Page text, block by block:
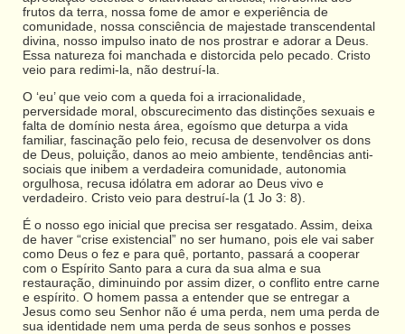
frutos da terra, nossa fome de amor e experiência de
comunidade, nossa consciência de majestade transcendental
divina, nosso impulso inato de nos prostrar e adorar a Deus.
Essa natureza foi manchada e distorcida pelo pecado. Cristo
veio para redimi-la, não destruí-la.
O ‘eu’ que veio com a queda foi a irracionalidade,
perversidade moral, obscurecimento das distinções sexuais e
falta de domínio nesta área, egoísmo que deturpa a vida
familiar, fascinação pelo feio, recusa de desenvolver os dons
de Deus, poluição, danos ao meio ambiente, tendências anti-
sociais que inibem a verdadeira comunidade, autonomia
orgulhosa, recusa idólatra em adorar ao Deus vivo e
verdadeiro. Cristo veio para destruí-la (1 Jo 3: 8).
É o nosso ego inicial que precisa ser resgatado. Assim, deixa
de haver “crise existencial” no ser humano, pois ele vai saber
como Deus o fez e para quê, portanto, passará a cooperar
com o Espírito Santo para a cura da sua alma e sua
restauração, diminuindo por assim dizer, o conflito entre carne
e espírito. O homem passa a entender que se entregar a
Jesus como seu Senhor não é uma perda, nem uma perda de
sua identidade nem uma perda de seus sonhos e posses